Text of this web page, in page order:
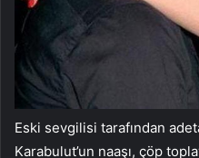
Eski sevgilisi tarafından
Karabulut’un naaşı, çöp